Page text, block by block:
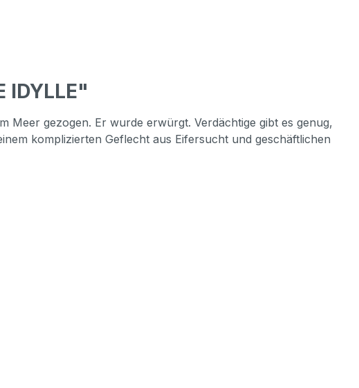
IDYLLE"
Meer gezogen. Er wurde erwürgt. Verdächtige gibt es genug,
komplizierten Geflecht aus Eifersucht und geschäftlichen